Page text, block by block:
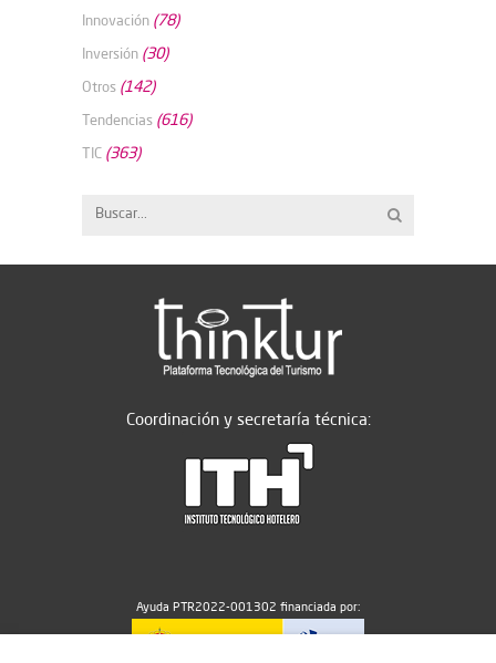
Innovación (78)
Inversión (30)
Otros (142)
Tendencias (616)
TIC (363)
Coordinación y secretaría técnica:
Ayuda PTR2022-001302 financiada por: